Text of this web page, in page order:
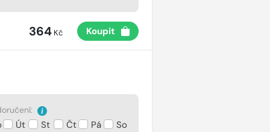
364Kč Koupit
Út St Čt Pá So